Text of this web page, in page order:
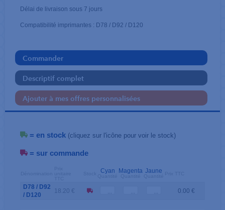
Délai de livraison sous 7 jours
Compatibilité imprimantes : D78 / D92 / D120
Commander
Descriptif complet
Ajouter à mes offres personnalisées
= en stock (cliquez sur l'icône pour voir le stock)
= sur commande
Cyan Magenta Jaune
D78 / D92
/ D120
18.20 € 0.00 €